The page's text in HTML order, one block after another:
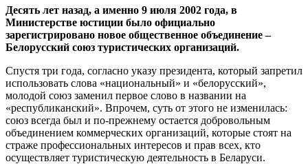
Десять лет назад, а именно 9 июля 2002 года, в
Министерстве юстиции было официально
зарегистрировано новое общественное объединение –
Белорусский союз туристических организаций.
Спустя три года, согласно указу президента, который запретил
использовать слова «национальный» и «белорусский»,
молодой союз заменил первое слово в названии на
«республиканский». Впрочем, суть от этого не изменилась:
союз всегда был и по-прежнему остается добровольным
объединением коммерческих организаций, которые стоят на
страже профессиональных интересов и прав всех, кто
осуществляет туристическую деятельность в Беларуси.